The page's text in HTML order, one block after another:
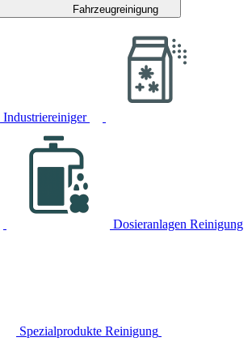
Fahrzeugreinigung
Industriereiniger
Dosieranlagen Reinigung
Spezialprodukte Reinigung